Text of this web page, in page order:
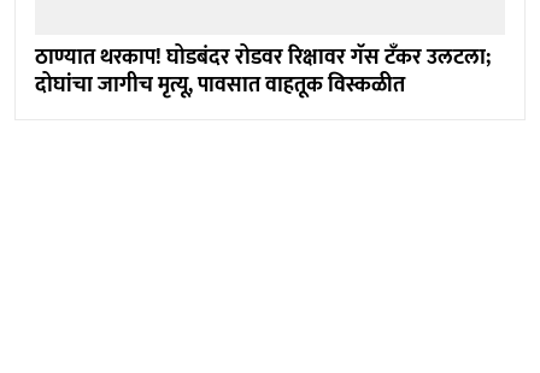
ठाण्यात थरकाप! घोडबंदर रोडवर रिक्षावर गॅस टँकर उलटला;
दोघांचा जागीच मृत्यू, पावसात वाहतूक विस्कळीत